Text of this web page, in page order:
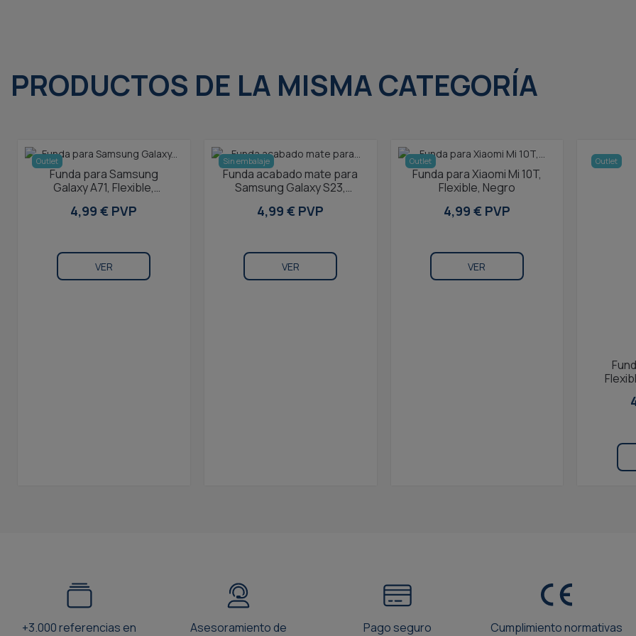
PRODUCTOS DE LA MISMA CATEGORÍA
Outlet
Funda para Samsung
Galaxy A71, Flexible,
4,99 € PVP
VER
Sin embalaje
Funda acabado mate para
Samsung Galaxy S23,
Compatible con carga...
4,99 € PVP
VER
Outlet
Funda para Xiaomi Mi 10T,
Flexible, Negro
4,99 € PVP
VER
Outlet
+3.000 referencias en
Asesoramiento de
Pago seguro
Cumplimiento normativas